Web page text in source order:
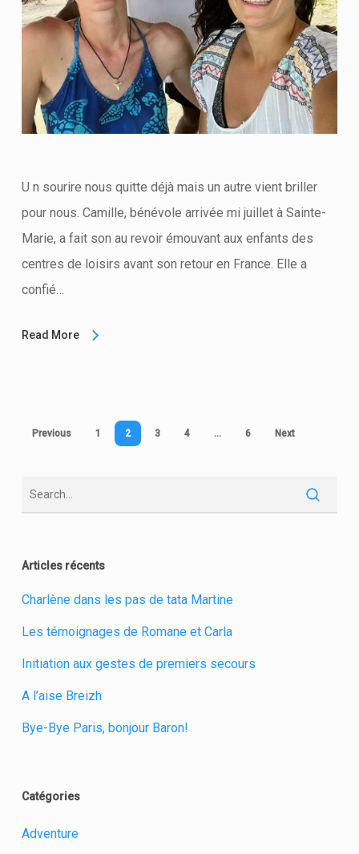
U n sourire nous quitte déjà mais un autre vient briller
pour nous. Camille, bénévole arrivée mi juillet à Sainte-
Marie, a fait son au revoir émouvant aux enfants des
centres de loisirs avant son retour en France. Elle a
confié…
Read More
Previous 1 2 3 4 … 6 Next
Articles récents
Charlène dans les pas de tata Martine
Les témoignages de Romane et Carla
Initiation aux gestes de premiers secours
A l’aise Breizh
Bye-Bye Paris, bonjour Baron!
Catégories
Adventure